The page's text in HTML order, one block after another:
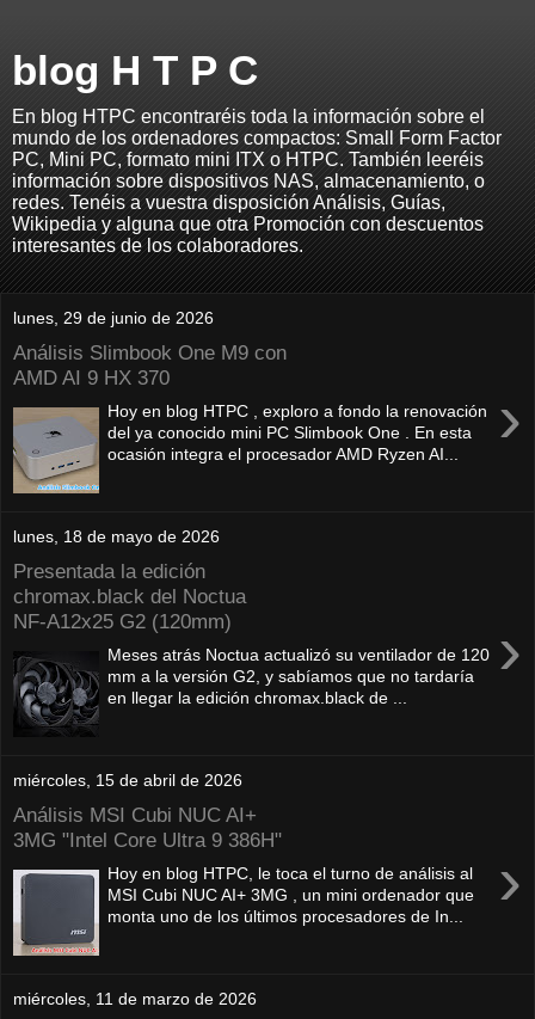
blog H T P C
En blog HTPC encontraréis toda la información sobre el
mundo de los ordenadores compactos: Small Form Factor
PC, Mini PC, formato mini ITX o HTPC. También leeréis
información sobre dispositivos NAS, almacenamiento, o
redes. Tenéis a vuestra disposición Análisis, Guías,
Wikipedia y alguna que otra Promoción con descuentos
interesantes de los colaboradores.
lunes, 29 de junio de 2026
Análisis Slimbook One M9 con
AMD AI 9 HX 370
›
Hoy en blog HTPC , exploro a fondo la renovación
del ya conocido mini PC Slimbook One . En esta
ocasión integra el procesador AMD Ryzen AI...
lunes, 18 de mayo de 2026
Presentada la edición
chromax.black del Noctua
NF‑A12x25 G2 (120mm)
›
Meses atrás Noctua actualizó su ventilador de 120
mm a la versión G2, y sabíamos que no tardaría
en llegar la edición chromax.black de ...
miércoles, 15 de abril de 2026
Análisis MSI Cubi NUC AI+
3MG "Intel Core Ultra 9 386H"
›
Hoy en blog HTPC, le toca el turno de análisis al
MSI Cubi NUC AI+ 3MG , un mini ordenador que
monta uno de los últimos procesadores de In...
miércoles, 11 de marzo de 2026